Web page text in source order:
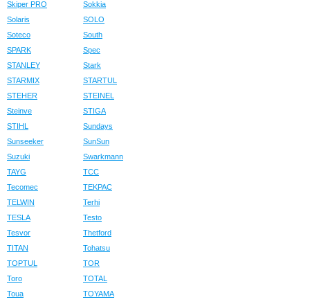
Skiper PRO
Sokkia
Solaris
SOLO
Soteco
South
SPARK
Spec
STANLEY
Stark
STARMIX
STARTUL
STEHER
STEINEL
Steinve
STIGA
STIHL
Sundays
Sunseeker
SunSun
Suzuki
Swarkmann
TAYG
TCC
Tecomec
TEKPAC
TELWIN
Terhi
TESLA
Testo
Tesvor
Thetford
TITAN
Tohatsu
TOPTUL
TOR
Toro
TOTAL
Toua
TOYAMA